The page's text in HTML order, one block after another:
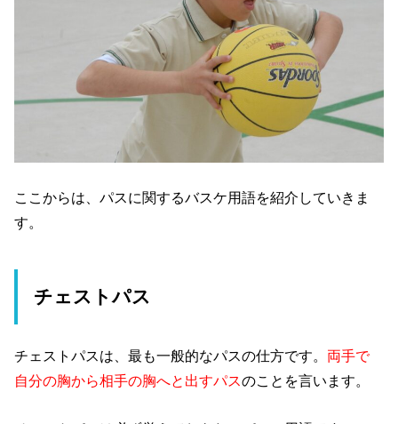
ここからは、パスに関するバスケ用語を紹介していきま
す。
チェストパス
チェストパスは、最も一般的なパスの仕方です。 両手で
自分の胸から相手の胸へと出すパスのことを言います。